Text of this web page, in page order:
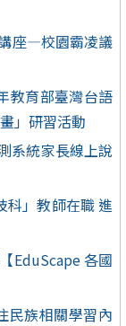
座—校園霸凌議
教育部臺灣台語
」研習活動
系統家長線上說
科」教師在職 進
EduScape 各國
民族相關學習內